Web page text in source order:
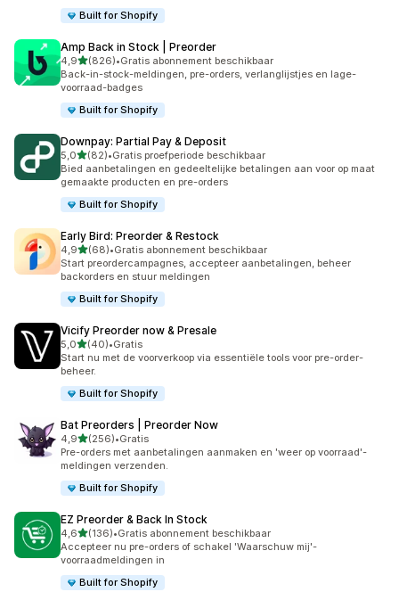
Built for Shopify
Amp Back in Stock | Preorder
4,9van 5 sterren
(826)
826 recensies in totaal
•Gratis abonnement beschikbaar
Back-in-stock-meldingen, pre-orders, verlanglijstjes en lage-
voorraad-badges
Built for Shopify
Downpay: Partial Pay & Deposit
5,0van 5 sterren
(82)
82 recensies in totaal
•Gratis proefperiode beschikbaar
Bied aanbetalingen en gedeeltelijke betalingen aan voor op maat
gemaakte producten en pre-orders
Built for Shopify
Early Bird: Preorder & Restock
4,9van 5 sterren
(68)
68 recensies in totaal
•Gratis abonnement beschikbaar
Start preordercampagnes, accepteer aanbetalingen, beheer
backorders en stuur meldingen
Built for Shopify
Vicify Preorder now & Presale
5,0van 5 sterren
(40)
40 recensies in totaal
•Gratis
Start nu met de voorverkoop via essentiële tools voor pre-order-
beheer.
Built for Shopify
Bat Preorders | Preorder Now
4,9van 5 sterren
(256)
256 recensies in totaal
•Gratis
Pre-orders met aanbetalingen aanmaken en 'weer op voorraad'-
meldingen verzenden.
Built for Shopify
EZ Preorder & Back In Stock
4,6van 5 sterren
(136)
136 recensies in totaal
•Gratis abonnement beschikbaar
Accepteer nu pre-orders of schakel 'Waarschuw mij'-
voorraadmeldingen in
Built for Shopify